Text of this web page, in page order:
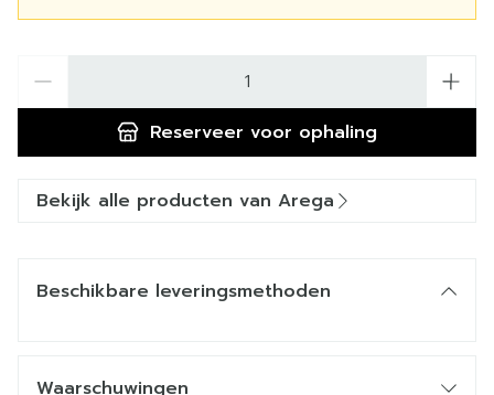
Reserveer voor ophaling
Bekijk alle producten van Arega
Beschikbare leveringsmethoden
Waarschuwingen